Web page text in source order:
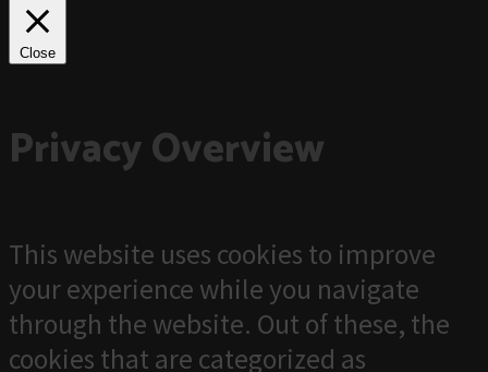
Close
Privacy Overview
This website uses cookies to improve
your experience while you navigate
through the website. Out of these, the
cookies that are categorized as